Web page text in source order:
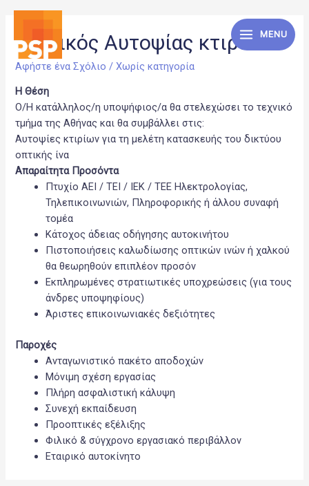
MAIN
MENU
Τεχνικός Αυτοψίας κτιρίων
Αφήστε ένα Σχόλιο /Χωρίς κατηγορία
Η Θέση
Ο/Η κατάλληλος/η υποψήφιος/α θα στελεχώσει το τεχνικό
τμήμα της Αθήνας και θα συμβάλλει στις:
Αυτοψίες κτιρίων για τη μελέτη κατασκευής του δικτύου
οπτικής ίνα
Απαραίτητα Προσόντα
Πτυχίο ΑΕΙ / ΤΕΙ / ΙΕΚ / ΤΕΕ Ηλεκτρολογίας,
Τηλεπικοινωνιών, Πληροφορικής ή άλλου συναφή
τομέα
Κάτοχος άδειας οδήγησης αυτοκινήτου
Πιστοποιήσεις καλωδίωσης οπτικών ινών ή χαλκού
θα θεωρηθούν επιπλέον προσόν
Εκπληρωμένες στρατιωτικές υποχρεώσεις (για τους
άνδρες υποψηφίους)
Άριστες επικοινωνιακές δεξιότητες
Παροχές
Ανταγωνιστικό πακέτο αποδοχών
Μόνιμη σχέση εργασίας
Πλήρη ασφαλιστική κάλυψη
Συνεχή εκπαίδευση
Προοπτικές εξέλιξης
Φιλικό & σύγχρονο εργασιακό περιβάλλον
Εταιρικό αυτοκίνητο